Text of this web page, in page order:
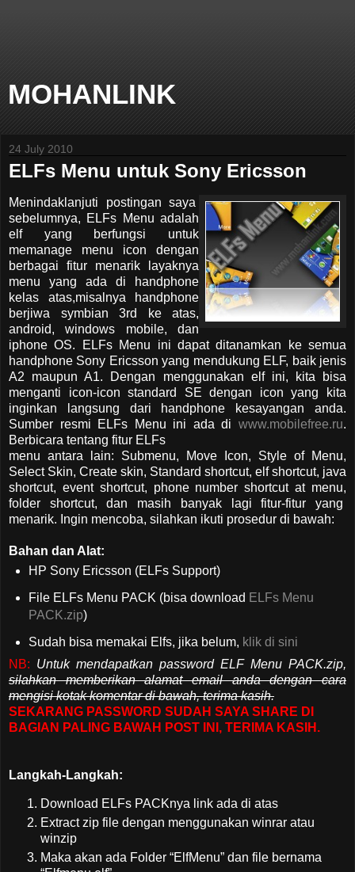
MOHANLINK
24 July 2010
ELFs Menu untuk Sony Ericsson
Menindaklanjuti postingan saya
sebelumnya, ELFs Menu adalah
elf yang berfungsi untuk
memanage menu icon dengan
berbagai fitur menarik layaknya
menu yang ada di handphone
kelas atas,misalnya handphone
berjiwa symbian 3rd ke atas,
android, windows mobile, dan
iphone OS. ELFs Menu ini dapat ditanamkan ke semua
handphone Sony Ericsson yang mendukung ELF, baik jenis
A2 maupun A1. Dengan menggunakan elf ini, kita bisa
menganti icon-icon standard SE dengan icon yang kita
inginkan langsung dari handphone kesayangan anda.
Sumber resmi ELFs Menu ini ada di www.mobilefree.ru.
Berbicara tentang fitur ELFs
menu antara lain: Submenu, Move Icon, Style of Menu,
Select Skin, Create skin, Standard shortcut, elf shortcut, java
shortcut, event shortcut, phone number shortcut at menu,
folder shortcut, dan masih banyak lagi fitur-fitur yang
menarik. Ingin mencoba, silahkan ikuti prosedur di bawah:
Bahan dan Alat:
HP Sony Ericsson (ELFs Support)
File ELFs Menu PACK (bisa download ELFs Menu
PACK.zip)
Sudah bisa memakai Elfs, jika belum, klik di sini
NB: Untuk mendapatkan password ELF Menu PACK.zip,
silahkan memberikan alamat email anda dengan cara
mengisi kotak komentar di bawah, terima kasih.
SEKARANG PASSWORD SUDAH SAYA SHARE DI
BAGIAN PALING BAWAH POST INI, TERIMA KASIH.
Langkah-Langkah:
Download ELFs PACKnya link ada di atas
Extract zip file dengan menggunakan winrar atau
winzip
Maka akan ada Folder “ElfMenu” dan file bernama